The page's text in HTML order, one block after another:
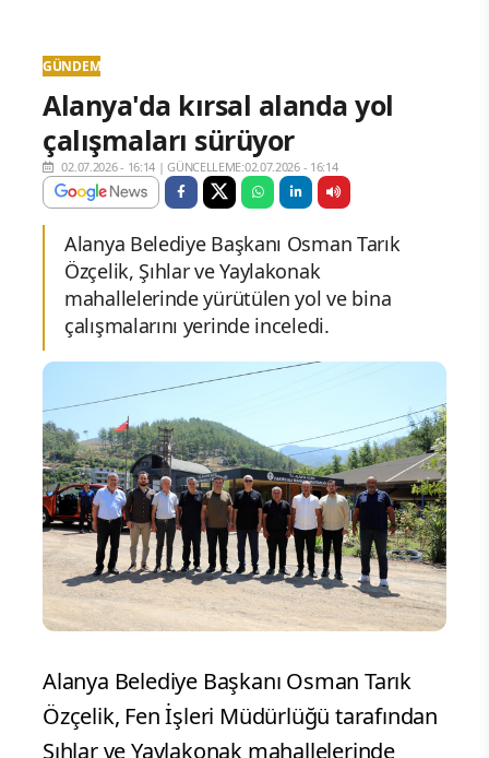
GÜNDEM
Alanya'da kırsal alanda yol
çalışmaları sürüyor
02.07.2026 - 16:14 |GÜNCELLEME:02.07.2026 - 16:14
Alanya Belediye Başkanı Osman Tarık
Özçelik, Şıhlar ve Yaylakonak
mahallelerinde yürütülen yol ve bina
çalışmalarını yerinde inceledi.
Alanya Belediye Başkanı Osman Tarık
Özçelik, Fen İşleri Müdürlüğü tarafından
Şıhlar ve Yaylakonak mahallelerinde